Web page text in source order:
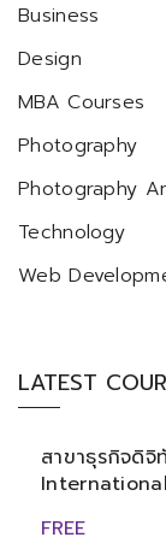
Business
Design
MBA Courses
Photography
Photography
Technology
Web
LATEST
สาขาธุรกิจดิจิ
FREE